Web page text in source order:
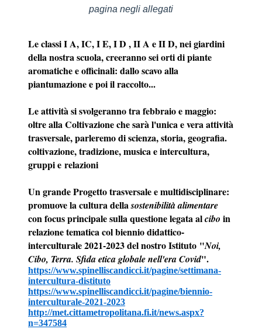
pagina negli allegati
Le classi I A, IC, I E, I D , II A e II D, nei giardini
della nostra scuola, creeranno sei orti di piante
aromatiche e officinali: dallo scavo alla
piantumazione e poi il raccolto...
Le attività si svolgeranno tra febbraio e maggio:
oltre alla Coltivazione che sarà l'unica e vera attività
trasversale, parleremo di scienza, storia, geografia.
coltivazione, tradizione, musica e intercultura,
gruppi e relazioni
Un grande Progetto trasversale e multidisciplinare:
promuove la cultura dellasostenibilità alimentare
con focus principale sulla questione legata alcibo in
relazione tematica col biennio didattico-
interculturale 2021-2023 del nostro Istituto "Noi,
Cibo, Terra. Sfida etica globale nell'era Covid".
https://www.spinelliscandicci.it/pagine/settimana-
intercultura-distituto
https://www.spinelliscandicci.it/pagine/biennio-
interculturale-2021-2023
http://met.cittametropolitana.fi.it/news.aspx?
n=347584